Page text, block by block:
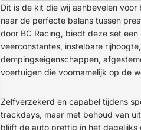
Dit is de kit die wij aanbevelen
naar de perfecte balans tussen
door BC Racing, biedt deze set
veerconstantes, instelbare
dempingseigenschappen,
voertuigen die voornamelijk op de
Zelfverzekerd en capabel tijdens
trackdays, maar met behoud van
blijft de auto prettig in het dagelijks